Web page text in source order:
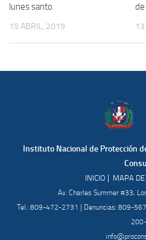
lunes santo
15 ABRIL, 2019
Instituto Nacional de Protección
INICIO | MAPA DE
Av. Charles Summer #33,
Tel.: 809-472-2731 | Denuncias: 809-